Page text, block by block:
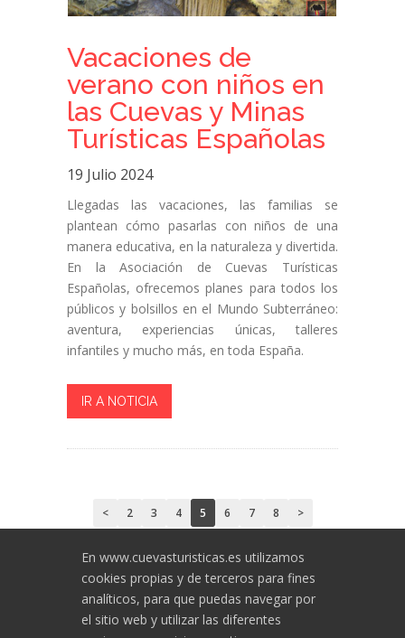
Vacaciones de
verano con niños en
las Cuevas y Minas
Turísticas Españolas
19 Julio 2024
Llegadas las vacaciones, las familias se
plantean cómo pasarlas con niños de una
manera educativa, en la naturaleza y divertida.
En la Asociación de Cuevas Turísticas
Españolas, ofrecemos planes para todos los
públicos y bolsillos en el Mundo Subterráneo:
aventura, experiencias únicas, talleres
infantiles y mucho más, en toda España.
IR A NOTICIA
< 2 3 4 5 6 7 8 >
En www.cuevasturisticas.es utilizamos
cookies propias y de terceros para fines
analíticos, para que puedas navegar por
el sitio web y utilizar las diferentes